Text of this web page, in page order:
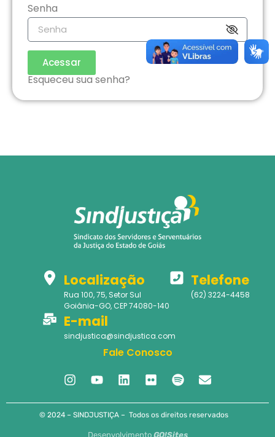
Senha
Acessar
Esqueceu sua senha?
Localização
Rua 100, 75, Setor Sul
Goiânia-GO, CEP 74080-140
Telefone
(62) 3224-4458
E-mail
sindjustica@sindjustica.com
Fale Conosco
© 2024 – SINDJUSTIÇA – Todos os direitos reservados
Desenvolvimento GO!Sites